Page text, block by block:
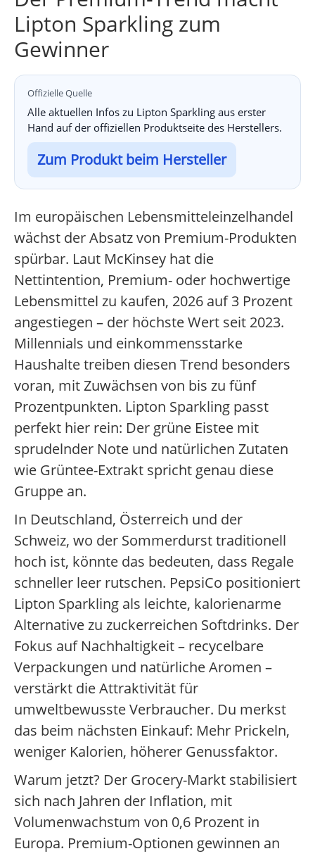
Lipton Sparkling zum
Gewinner
Offizielle Quelle
Alle aktuellen Infos zu Lipton Sparkling aus erster
Hand auf der offiziellen Produktseite des Herstellers.
Zum Produkt beim Hersteller
Im europäischen Lebensmitteleinzelhandel
wächst der Absatz von Premium-Produkten
spürbar. Laut McKinsey hat die
Nettintention, Premium- oder hochwertige
Lebensmittel zu kaufen, 2026 auf 3 Prozent
angestiegen – der höchste Wert seit 2023.
Millennials und einkommensstarke
Haushalte treiben diesen Trend besonders
voran, mit Zuwächsen von bis zu fünf
Prozentpunkten. Lipton Sparkling passt
perfekt hier rein: Der grüne Eistee mit
sprudelnder Note und natürlichen Zutaten
wie Grüntee-Extrakt spricht genau diese
Gruppe an.
In Deutschland, Österreich und der
Schweiz, wo der Sommerdurst traditionell
hoch ist, könnte das bedeuten, dass Regale
schneller leer rutschen. PepsiCo positioniert
Lipton Sparkling als leichte, kalorienarme
Alternative zu zuckerreichen Softdrinks. Der
Fokus auf Nachhaltigkeit – recycelbare
Verpackungen und natürliche Aromen –
verstärkt die Attraktivität für
umweltbewusste Verbraucher. Du merkst
das beim nächsten Einkauf: Mehr Prickeln,
weniger Kalorien, höherer Genussfaktor.
Warum jetzt? Der Grocery-Markt stabilisiert
sich nach Jahren der Inflation, mit
Volumenwachstum von 0,6 Prozent in
Europa. Premium-Optionen gewinnen an